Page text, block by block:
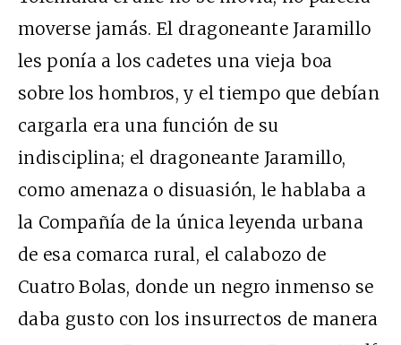
moverse jamás. El dragoneante Jaramillo
les ponía a los cadetes una vieja boa
sobre los hombros, y el tiempo que debían
cargarla era una función de su
indisciplina; el dragoneante Jaramillo,
como amenaza o disuasión, le hablaba a
la Compañía de la única leyenda urbana
de esa comarca rural, el calabozo de
Cuatro Bolas, donde un negro inmenso se
daba gusto con los insurrectos de manera